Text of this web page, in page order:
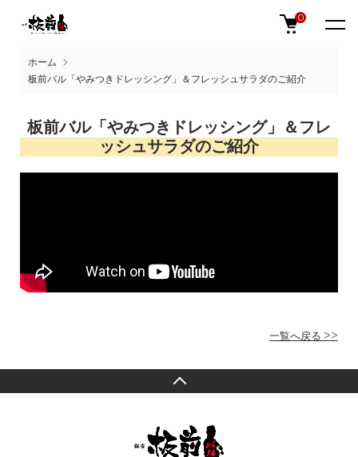
0
ホーム
板前バル「やみつきドレッシング」＆フレッシュサラダのご紹介
板前バル「やみつきドレッシング」＆フレ
ッシュサラダのご紹介
一覧へ戻る >>